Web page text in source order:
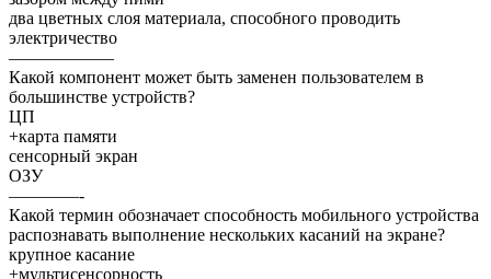
два цветных слоя материала, способного проводить
электричество
——————
Какой компонент может быть заменен пользователем в
большинстве устройств?
ЦП
+карта памяти
сенсорный экран
ОЗУ
————-
Какой термин обозначает способность мобильного устройства
распознавать выполнение нескольких касаний на экране?
крупное касание
+мультисенсорность